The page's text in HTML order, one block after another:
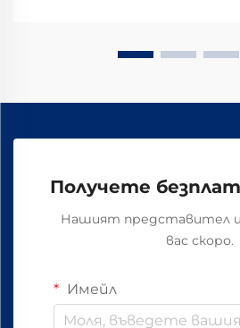
Получете
Нашият представител
вас скоро.
Имейл